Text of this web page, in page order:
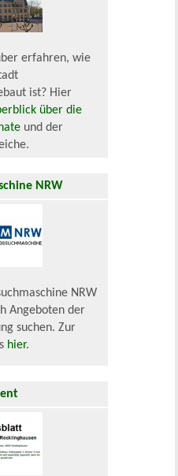
erfahren, wie
ist? Hier
über die
und der
NRW
NRW
Angeboten der
suchen. Zur
hier.